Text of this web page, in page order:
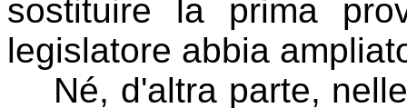
sostituire la prima
legislatore abbia
Né, d'altra parte,